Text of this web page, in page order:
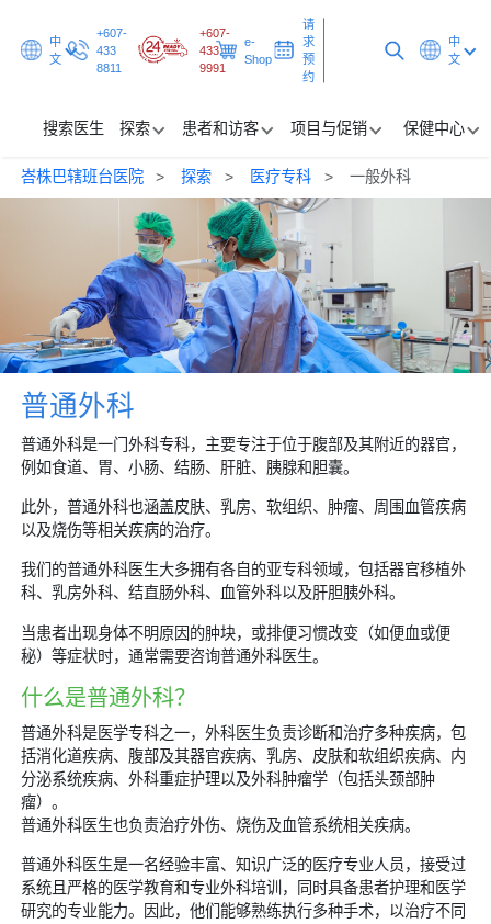
中
文
+607-
433
8811
+607-
433
9991
e-
Shop
请
求
预
约
中
文
搜索医生 探索 患者和访客 项目与促销 保健中心
患者和访客
项目与促销
保健中心
请求预约
峇株巴辖班台医院 探索 医疗专科 一般外科
普通外科
普通外科是一门外科专科，主要专注于位于腹部及其附近的器官，
例如食道、胃、小肠、结肠、肝脏、胰腺和胆囊。
此外，普通外科也涵盖皮肤、乳房、软组织、肿瘤、周围血管疾病
以及烧伤等相关疾病的治疗。
我们的普通外科医生大多拥有各自的亚专科领域，包括器官移植外
科、乳房外科、结直肠外科、血管外科以及肝胆胰外科。
当患者出现身体不明原因的肿块，或排便习惯改变（如便血或便
秘）等症状时，通常需要咨询普通外科医生。
什么是普通外科？
普通外科是医学专科之一，外科医生负责诊断和治疗多种疾病，包
括消化道疾病、腹部及其器官疾病、乳房、皮肤和软组织疾病、内
分泌系统疾病、外科重症护理以及外科肿瘤学（包括头颈部肿
瘤）。
普通外科医生也负责治疗外伤、烧伤及血管系统相关疾病。
普通外科医生是一名经验丰富、知识广泛的医疗专业人员，接受过
系统且严格的医学教育和专业外科培训，同时具备患者护理和医学
研究的专业能力。因此，他们能够熟练执行多种手术，以治疗不同